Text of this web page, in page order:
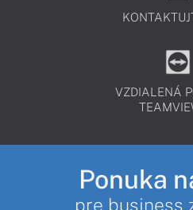
VZDIALENÁ
Ponuka
pre business